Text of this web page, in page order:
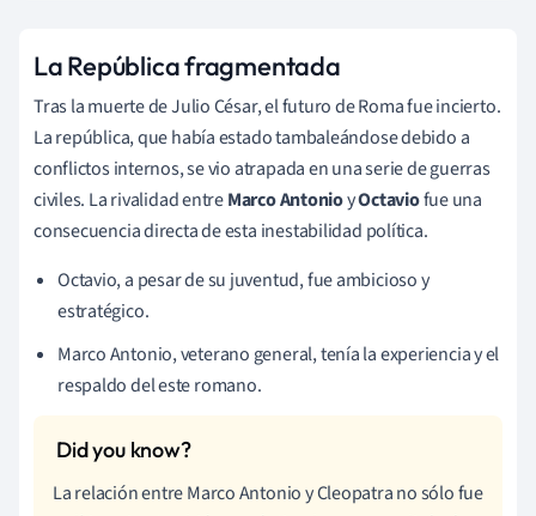
La República fragmentada
Tras la muerte de Julio César, el futuro de Roma fue incierto.
La república, que había estado tambaleándose debido a
conflictos internos, se vio atrapada en una serie de guerras
civiles. La rivalidad entreMarco AntonioyOctaviofue una
consecuencia directa de esta inestabilidad política.
Octavio, a pesar de su juventud, fue ambicioso y
estratégico.
Marco Antonio, veterano general, tenía la experiencia y el
respaldo del este romano.
La relación entre Marco Antonio y Cleopatra no sólo fue